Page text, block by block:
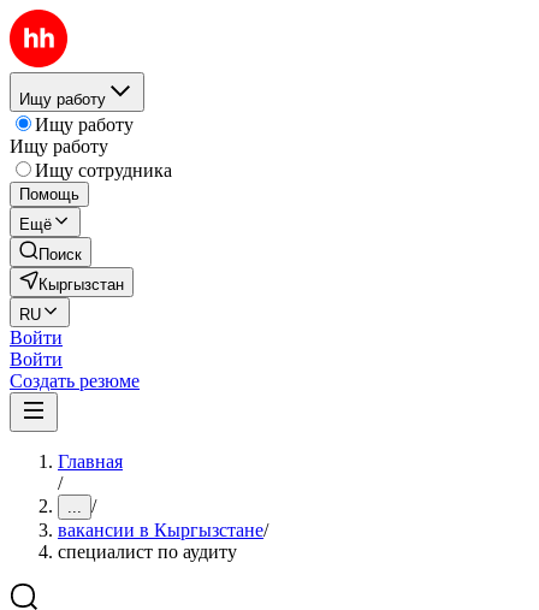
Ищу работу
Ищу работу
Ищу работу
Ищу сотрудника
Помощь
Ещё
Поиск
Кыргызстан
RU
Войти
Войти
Создать резюме
Главная
/
... /
вакансии в Кыргызстане/
специалист по аудиту